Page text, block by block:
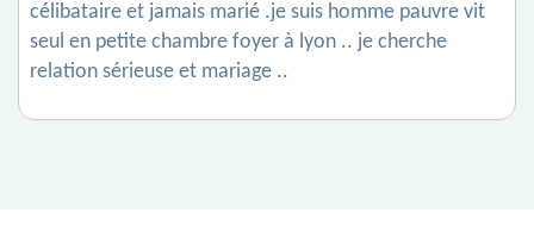
célibataire et jamais marié .je suis homme pauvre vit
seul en petite chambre foyer à lyon .. je cherche
relation sérieuse et mariage ..